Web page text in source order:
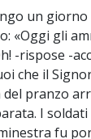
un
«Oggi gli
-rispose -
che il
del pranzo
I
fu